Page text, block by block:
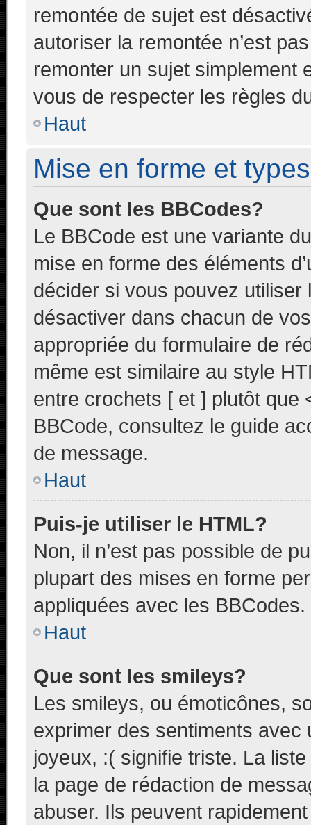
remontée de sujet est
autoriser la remontée n’est
remonter un sujet simplement
vous de respecter les règles
Haut
Mise en forme et
Que sont les BBCodes?
Le BBCode est une variante
mise en forme des éléments
décider si vous pouvez
désactiver dans chacun de
appropriée du formulaire de
même est similaire au style
entre crochets [ et ] plutôt que
BBCode, consultez le guide
de message.
Haut
Puis-je utiliser le HTML?
Non, il n’est pas possible de
plupart des mises en forme
appliquées avec les BBCodes.
Haut
Que sont les smileys?
Les smileys, ou émoticônes,
exprimer des sentiments avec
joyeux, :( signifie triste. La
la page de rédaction de
abuser. Ils peuvent